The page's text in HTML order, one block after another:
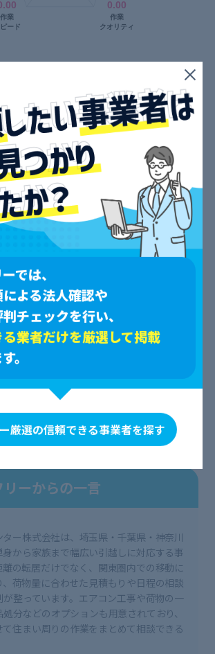
会社概要
キング引越センター株式会社
キング引越センター株式会社
0120-417-417
https://www.417417.jp/
埼玉県新座市野火止8-3-3
リーからの一言
ー株式会社は、埼玉県・千葉県・神奈川
身から家族まで幅広い引越しに対応する事
の転居だけでなく、関東圏内での移動に
、荷物量に合わせた見積もりや日程の相談
が整っています。エアコン工事や荷物の一
分などのオプションも用意されており、
住まい周りの作業をまとめて相談できる
では、
よる法人確認や
チェックを行い、
業者だけを厳選して掲載
。
厳選の信頼できる事業者を探す